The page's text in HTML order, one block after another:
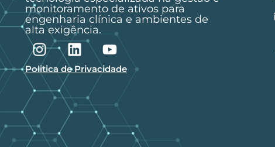
monitoramento de ativos para
engenharia clínica e ambientes de
alta exigência.
Politica de Privacidade